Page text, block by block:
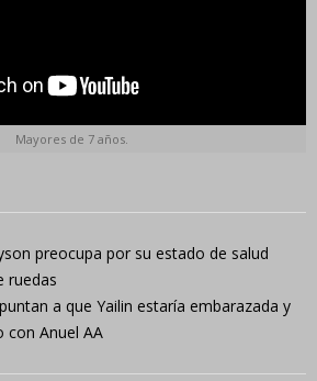
Mayores de 7 años.
preocupa por su estado de salud
ruedas
a que Yailin estaría embarazada y
con Anuel AA